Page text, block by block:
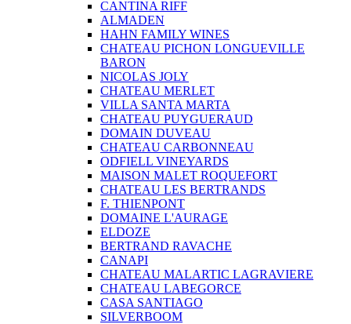
CANTINA RIFF
ALMADEN
HAHN FAMILY WINES
CHATEAU PICHON LONGUEVILLE
BARON
NICOLAS JOLY
CHATEAU MERLET
VILLA SANTA MARTA
CHATEAU PUYGUERAUD
DOMAIN DUVEAU
CHATEAU CARBONNEAU
ODFIELL VINEYARDS
MAISON MALET ROQUEFORT
CHATEAU LES BERTRANDS
F. THIENPONT
DOMAINE L'AURAGE
ELDOZE
BERTRAND RAVACHE
CANAPI
CHATEAU MALARTIC LAGRAVIERE
CHATEAU LABEGORCE
CASA SANTIAGO
SILVERBOOM